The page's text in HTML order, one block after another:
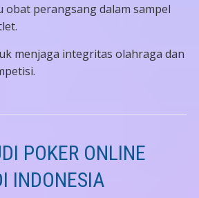
perangsang dalam sampel
menjaga integritas olahraga dan
POKER ONLINE
INDONESIA